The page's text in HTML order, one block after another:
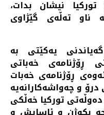
نیشان بدات،
ناو تەڵەی گێژاوی
یەکێتی بە
ڕۆژنامەی خەباتی
ڕۆژنامەی خەبات
درۆ و چەواشەکارانەیە
تورکیا خەڵکی